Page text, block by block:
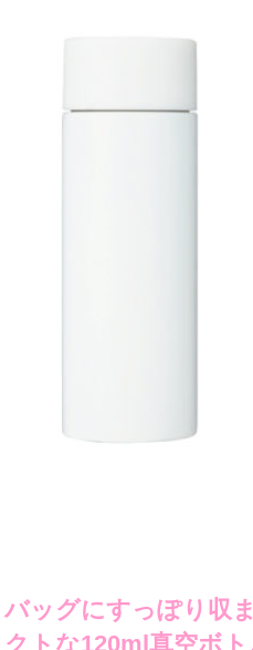
バッグにすっぽり収
クトな120ml真空ボ